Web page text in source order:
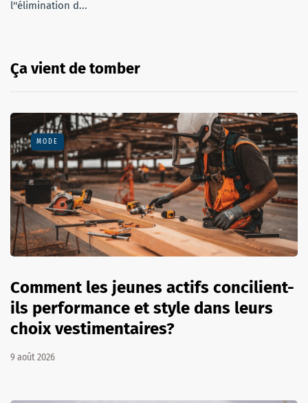
l''élimination d...
Ça vient de tomber
MODE
Comment les jeunes actifs concilient-
ils performance et style dans leurs
choix vestimentaires?
9 août 2026